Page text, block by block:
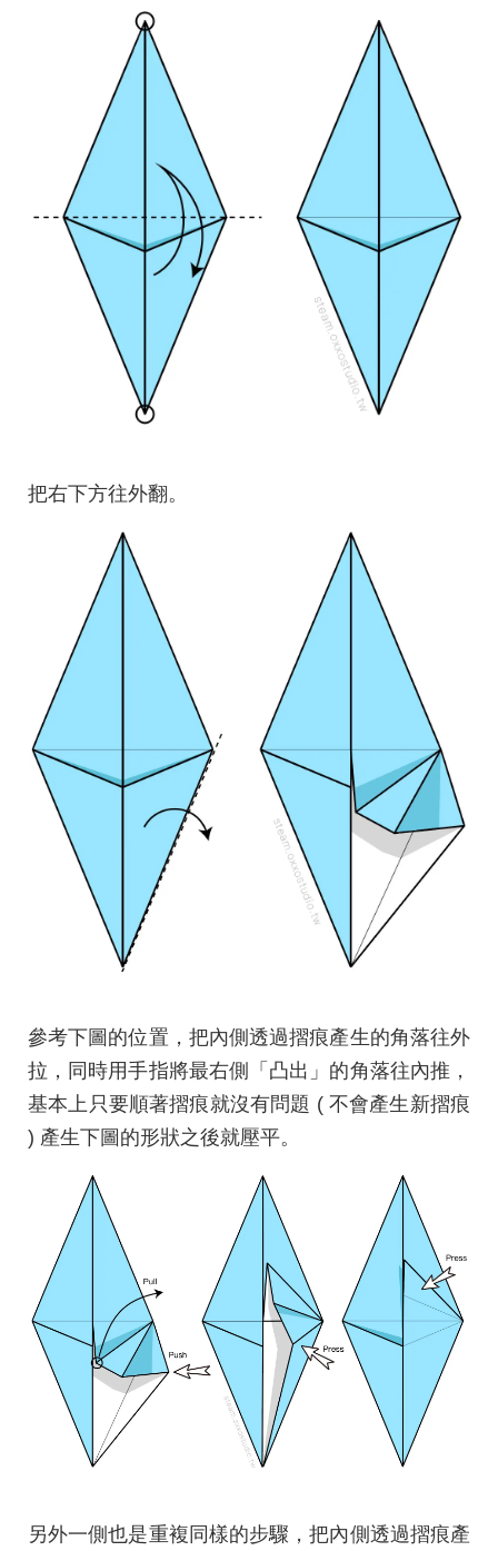
把右下方往外翻。
參考下圖的位置，把內側透過摺痕產生的角落往外
拉，同時用手指將最右側「凸出」的角落往內推，
基本上只要順著摺痕就沒有問題 ( 不會產生新摺痕
) 產生下圖的形狀之後就壓平。
另外一側也是重複同樣的步驟，把內側透過摺痕產